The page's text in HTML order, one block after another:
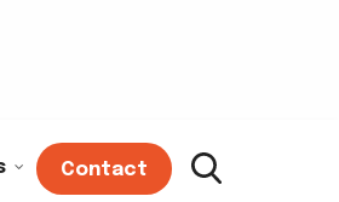
Contact